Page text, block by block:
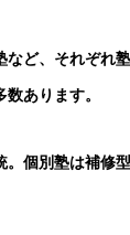
など、それぞれ
あります。
。個別塾は補修